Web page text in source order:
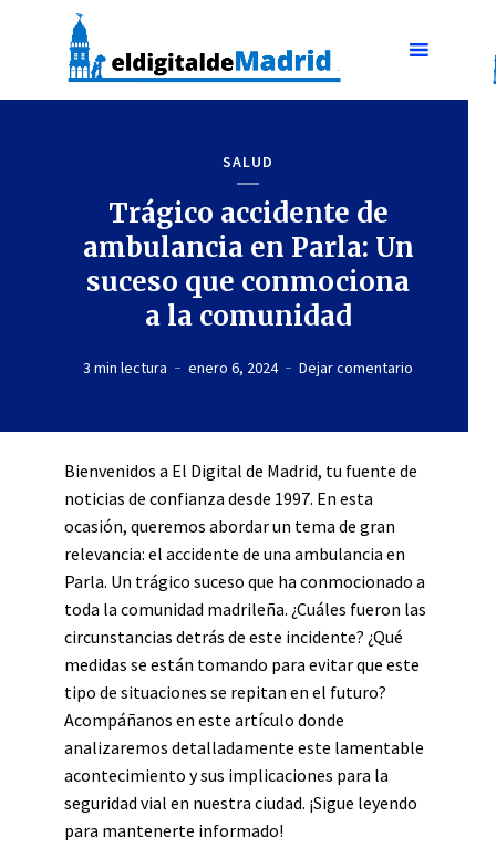
SALUD
Trágico accidente de
ambulancia en Parla: Un
suceso que conmociona
a la comunidad
3 min lectura enero 6, 2024 Dejar comentario
Bienvenidos a El Digital de Madrid, tu fuente de
noticias de confianza desde 1997. En esta
ocasión, queremos abordar un tema de gran
relevancia: el accidente de una ambulancia en
Parla. Un trágico suceso que ha conmocionado a
toda la comunidad madrileña. ¿Cuáles fueron las
circunstancias detrás de este incidente? ¿Qué
medidas se están tomando para evitar que este
tipo de situaciones se repitan en el futuro?
Acompáñanos en este artículo donde
analizaremos detalladamente este lamentable
acontecimiento y sus implicaciones para la
seguridad vial en nuestra ciudad. ¡Sigue leyendo
para mantenerte informado!